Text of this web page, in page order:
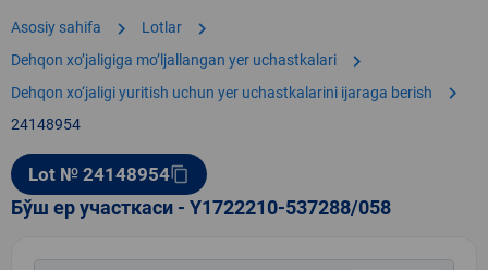
Asosiy sahifa chevron_right Lotlar chevron_right
Dehqon xoʼjaligiga moʼljallangan yer uchastkalari chevron_right
Dehqon xo‘jaligi yuritish uchun yer uchastkalarini ijaraga berish chevron_right
24148954
Lot № 24148954content_copy
Бўш ер участкаси - Y1722210-537288/058